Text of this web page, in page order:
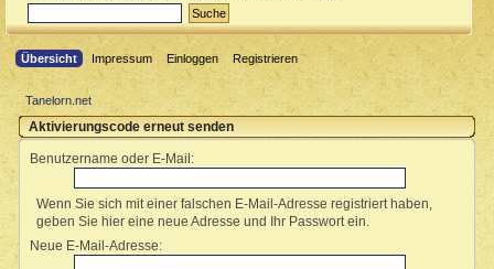
Übersicht Impressum Einloggen Registrieren
Tanelorn.net
Aktivierungscode erneut senden
Benutzername oder E-Mail:
Wenn Sie sich mit einer falschen E-Mail-Adresse registriert haben,
geben Sie hier eine neue Adresse und Ihr Passwort ein.
Neue E-Mail-Adresse: